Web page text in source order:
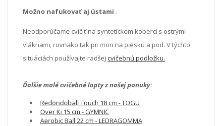
Možno nafukovať aj ústami .
Neodporúčame cvičiť na syntetickom koberci s ostrými
vláknami, rovnako tak pri mori na piesku a pod. V týchto
situáciách používajte radšej cvičebnú podložku.
Ďalšie malé cvičebné lopty z našej ponuky:
Redondoball Touch 18 cm - TOGU
Over Ki 15 cm - GYMNIC
Aerobic Ball 22 cm - LEDRAGOMMA